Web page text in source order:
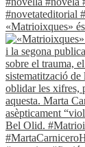
«Matrioixques»